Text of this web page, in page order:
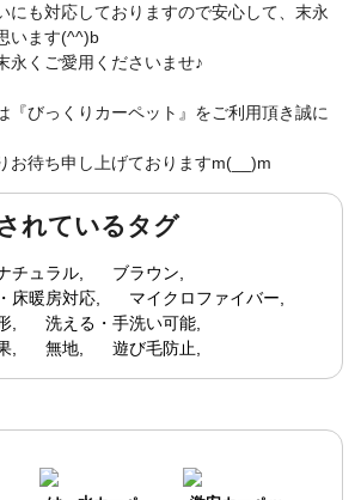
にも対応しておりますので安心して、末永
います(^^)b
永くご愛用くださいませ♪
『びっくりカーペット』をご利用頂き誠に
お待ち申し上げておりますm(__)m
れているタグ
チュラル
ブラウン
床暖房対応
マイクロファイバー
洗える・手洗い可能
無地 遊び毛防止